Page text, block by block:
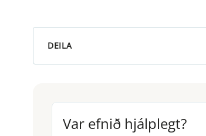
DEILA
Var efnið hjálplegt?
Var efnið hjálplegt?